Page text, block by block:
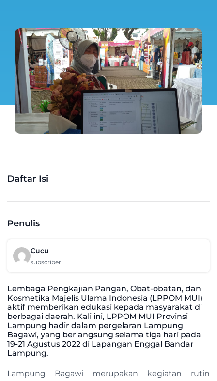
Daftar Isi
Penulis
Cucu
subscriber
Lembaga Pengkajian Pangan, Obat-obatan, dan
Kosmetika Majelis Ulama Indonesia (LPPOM MUI)
aktif memberikan edukasi kepada masyarakat di
berbagai daerah. Kali ini, LPPOM MUI Provinsi
Lampung hadir dalam pergelaran Lampung
Bagawi, yang berlangsung selama tiga hari pada
19-21 Agustus 2022 di Lapangan Enggal Bandar
Lampung.
Lampung Bagawi merupakan kegiatan rutin